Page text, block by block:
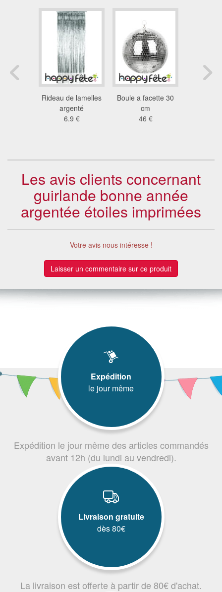
Rideau de lamelles
argenté
6.9 €
Boule a facette 30
cm
46 €
Les avis clients concernant
guirlande bonne année
argentée étoiles imprimées
Votre avis nous intéresse !
Laisser un commentaire sur ce produit
Expédition
le jour même
Expédition le jour même des articles commandés
avant 12h (du lundi au vendredi).
Livraison gratuite
dès 80€
La livraison est offerte à partir de 80€ d'achat.